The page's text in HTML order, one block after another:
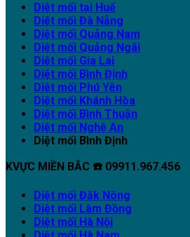
Diệt mối tại Huế
Diệt mối Đà Nẵng
Diệt mối Quảng Nam
Diệt mối Quảng Ngãi
Diệt mối Gia Lai
Diệt mối Bình Định
Diệt mối Phú Yên
Diệt mối Khánh Hòa
Diệt mối Bình Thuận
Diệt mối Nghệ An
Diệt mối Bình Định
KVỰC MIỀN BẮC ☎️ 09911.967.456
Diệt mối Đăk Nông
Diệt mối Lâm Đồng
Diệt mối Hà Nội